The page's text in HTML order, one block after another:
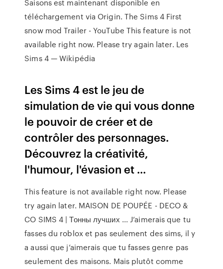
Saisons est maintenant disponible en
téléchargement via Origin. The Sims 4 First
snow mod Trailer - YouTube This feature is not
available right now. Please try again later. Les
Sims 4 — Wikipédia
Les Sims 4 est le jeu de
simulation de vie qui vous donne
le pouvoir de créer et de
contrôler des personnages.
Découvrez la créativité,
l'humour, l'évasion et ...
This feature is not available right now. Please
try again later. MAISON DE POUPÉE - DECO &
CO SIMS 4 | Тонны лучших ... J’aimerais que tu
fasses du roblox et pas seulement des sims, il y
a aussi que j’aimerais que tu fasses genre pas
seulement des maisons. Mais plutôt comme